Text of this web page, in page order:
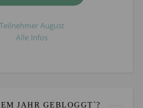
Teilnehmer August
Alle Infos
JAHR GEBLOGGT`?